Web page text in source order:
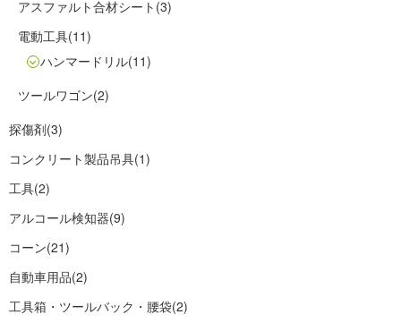
アスファルト合材シート (3)
電動工具(11)
ハンマードリル(11)
ツールワゴン(2)
探傷剤(3)
コンクリート製品吊具(1)
工具(2)
アルコール検知器(9)
コーン(21)
自動車用品(2)
工具箱・ツールバック・腰袋(2)